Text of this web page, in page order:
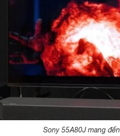
Sony 55A80J mang